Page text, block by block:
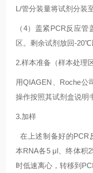
L/管分装量将试剂分装
（4）盖紧PCR反应
区。剩余试剂放回-20℃
2.样本准备（样本处理区
用QIAGEN、Roche公
操作按照其试剂盒说明
3.加样
在上述制备好的PCR
本RNA各5 μl、终体积
时低速离心，转移到